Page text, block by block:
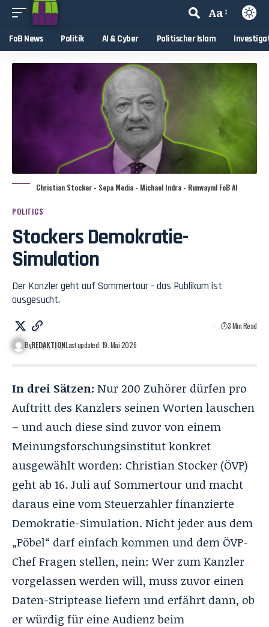
Aa
FoB News Politik AI & Cyber Politischer Islam
Christian Stocker - Sepa Media - Michael Indra - Runwayml FoB AI
POLITICS
Stockers Demokratie-
Simulation
Der Kanzler geht auf Sommertour - das Publikum ist
ausgesucht.
ByREDAKTIONLast updated: 19. Mai 2026
3 Min Read
In drei Sätzen: Nur 200 Zuhörer dürfen pro
Auftritt des Kanzlers seinen Worten lauschen
– und auch diese sind zuvor von einem
Meinungsforschungsinstitut konkret
ausgewählt worden: Christian Stocker (ÖVP)
geht ab 16. Juli auf Sommertour und macht
daraus eine vom Steuerzahler finanzierte
Demokratie-Simulation. Nicht jeder aus dem
„Pöbel“ darf einfach kommen und dem ÖVP-
Chef Fragen stellen, nein: Wer zum Kanzler
vorgelassen werden will, muss zuvor einen
Daten-Striptease liefern und erfährt dann, ob
er würdig für eine Audienz beim